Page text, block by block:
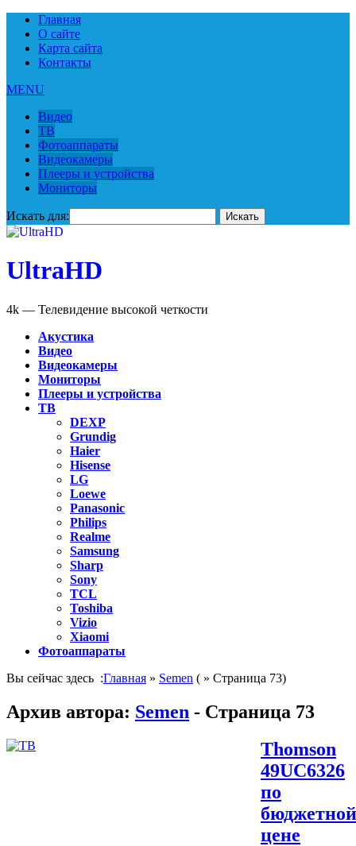
Главная
О сайте
Карта сайта
Контакты
MENU
Видео
ТВ
Фотоаппараты
Видеокамеры
Плееры и устройства
Мониторы
Искать для:
UltraHD
4k — Телевидение высокой четкости
Акустика
Видео
Видеокамеры
Мониторы
Плееры и устройства
ТВ
DEXP
Grundig
Haier
Hisense
LG
Loewe
Panasonic
Philips
Realme
Samsung
Sharp
Sony
TCL
Toshiba
Vizio
Xiaomi
Фотоаппараты
Вы сейчас здесь :Главная » Semen ( » Страница 73)
Архив автора: Semen - Страница 73
Thomson
49UC6326
по
бюджетной
цене